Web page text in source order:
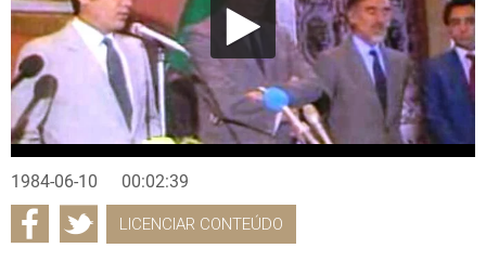
1984-06-10 00:02:39
LICENCIAR CONTEÚDO